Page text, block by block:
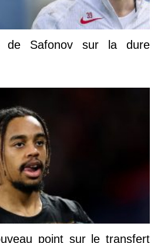
de Safonov sur la dure
point sur le transfert